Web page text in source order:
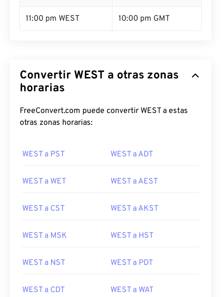
11:00 pm WEST 10:00 pm GMT
Convertir WEST a otras zonas
horarias
FreeConvert.com puede convertir WEST a estas
otras zonas horarias:
WEST a PST WEST a ADT
WEST a WET WEST a AEST
WEST a CST WEST a AKST
WEST a MSK WEST a HST
WEST a NST WEST a PDT
WEST a CDT WEST a WAT